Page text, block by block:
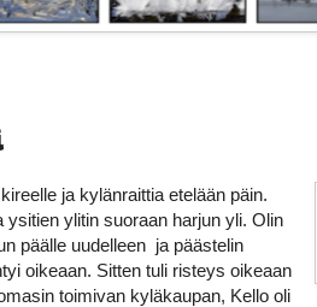
ja kylänraittia etelään päin.
ysitien ylitin suoraan harjun yli. Olin
päälle uudelleen ja päästelin
oikeaan. Sitten tuli risteys oikeaan
toimivan kyläkaupan, Kello oli